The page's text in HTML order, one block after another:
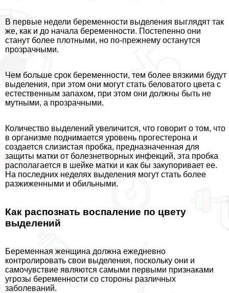
В первые недели беременности выделения выглядят так
же, как и до начала беременности. Постепенно они
станут более плотными, но по-прежнему останутся
прозрачными.
Чем больше срок беременности, тем более вязкими будут
выделения, при этом они могут стать беловатого цвета с
естественным запахом, при этом они должны быть не
мутными, а прозрачными.
Количество выделений увеличится, что говорит о том, что
в организме поднимается уровень прогестерона и
создается слизистая пробка, предназначенная для
защиты матки от болезнетворных инфекций, эта пробка
располагается в шейке матки и как бы закупоривает ее.
На последних неделях выделения могут стать более
разжиженными и обильными.
Как распознать воспаление по цвету
выделений
Беременная женщина должна ежедневно
контролировать свои выделения, поскольку они и
самочувствие являются самыми первыми признаками
угрозы беременности со стороны различных
заболеваний.